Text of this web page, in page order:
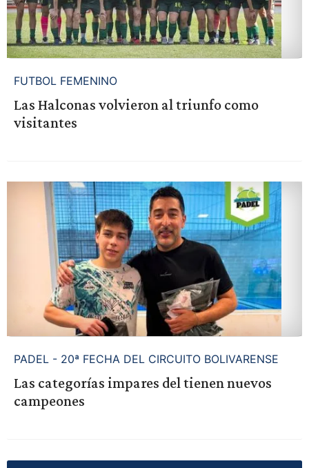
FUTBOL FEMENINO
Las Halconas volvieron al triunfo como
visitantes
PADEL - 20ª FECHA DEL CIRCUITO BOLIVARENSE
Las categorías impares del tienen nuevos
campeones